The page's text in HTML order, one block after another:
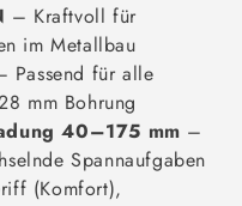
– Kraftvoll für
im Metallbau
Passend für alle
mm Bohrung
40–175 mm –
Spannaufgaben
(Komfort),